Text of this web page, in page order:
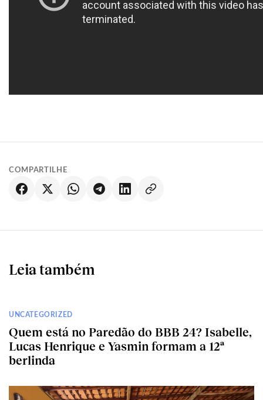
COMPARTILHE
Leia também
UNCATEGORIZED
Quem está no Paredão do BBB 24? Isabelle,
Lucas Henrique e Yasmin formam a 12ª
berlinda